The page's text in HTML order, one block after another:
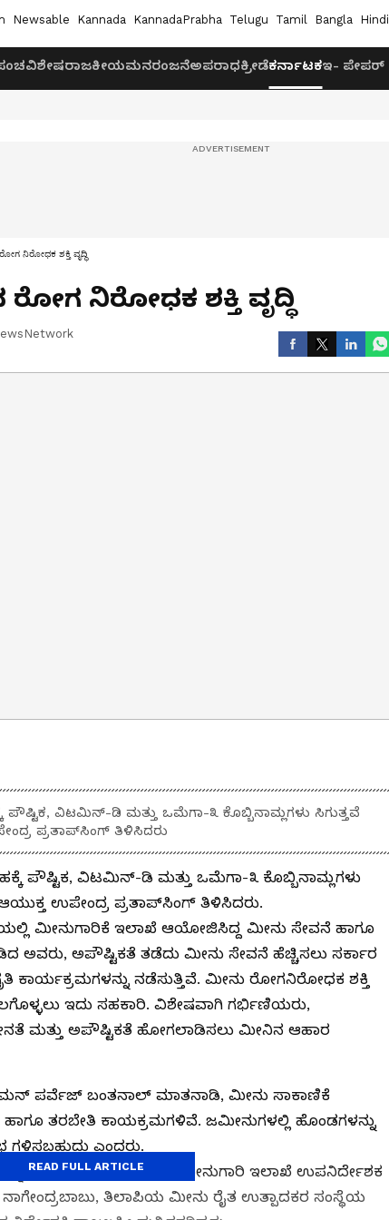
Newsable Kannada KannadaPrabha Telugu Tamil Bangla Hindi
ವಿಶೇಷರಾಜಕೀಯಮನರಂಜನೆಅಪರಾಧಕ್ರೀಡೆಕರ್ನಾಟಕಇ- ಪೇಪರ್
ನಿರೋಧಕ ಶಕ್ತಿ ವೃದ್ಧಿ
ನಿರೋಧಕ ಶಕ್ತಿ ವೃದ್ಧಿ
ವಿಟಮಿನ್-ಡಿ ಮತ್ತು ಒಮೆಗಾ-೩ ಕೊಬ್ಬಿನಾಮ್ಲಗಳು ಸಿಗುತ್ತವೆ
ಪ್ರತಾಪ್‌ಸಿಂಗ್ ತಿಳಿಸಿದರು
ಪೌಷ್ಟಿಕ, ವಿಟಮಿನ್-ಡಿ ಮತ್ತು ಒಮೆಗಾ-೩ ಕೊಬ್ಬಿನಾಮ್ಲಗಳು
ಉಪೇಂದ್ರ ಪ್ರತಾಪ್‌ಸಿಂಗ್ ತಿಳಿಸಿದರು.
ಮೀನುಗಾರಿಕೆ ಇಲಾಖೆ ಆಯೋಜಿಸಿದ್ದ ಮೀನು ಸೇವನೆ ಹಾಗೂ
ಅವರು, ಅಪೌಷ್ಟಿಕತೆ ತಡೆದು ಮೀನು ಸೇವನೆ ಹೆಚ್ಚಿಸಲು ಸರ್ಕಾರ
ಕಾರ್ಯಕ್ರಮಗಳನ್ನು ನಡೆಸುತ್ತಿವೆ. ಮೀನು ರೋಗನಿರೋಧಕ ಶಕ್ತಿ
ಇದು ಸಹಕಾರಿ. ವಿಶೇಷವಾಗಿ ಗರ್ಭಿಣಿಯರು,
ಮತ್ತು ಅಪೌಷ್ಟಿಕತೆ ಹೋಗಲಾಡಿಸಲು ಮೀನಿನ ಆಹಾರ
ಪರ್ವೆಜ್ ಬಂತನಾಲ್ ಮಾತನಾಡಿ, ಮೀನು ಸಾಕಾಣಿಕೆ
ತರಬೇತಿ ಕಾಯಕ್ರಮಗಳಿವೆ. ಜಮೀನುಗಳಲ್ಲಿ ಹೊಂಡಗಳನ್ನು
ಎಂದರು.
ಡಾ.ನರಸಿಂಹಮೂರ್ತಿ, ಮೀನುಗಾರಿ ಇಲಾಖೆ ಉಪನಿರ್ದೇಶಕ
ತಿಲಾಪಿಯ ಮೀನು ರೈತ ಉತ್ಪಾದಕರ ಸಂಸ್ಥೆಯ
READ FULL ARTICLE